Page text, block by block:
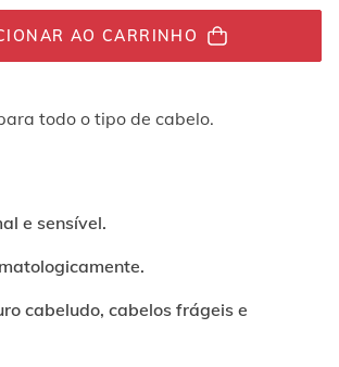
AO CARRINHO
todo o tipo de cabelo.
e sensível.
cabeludo, cabelos frágeis e